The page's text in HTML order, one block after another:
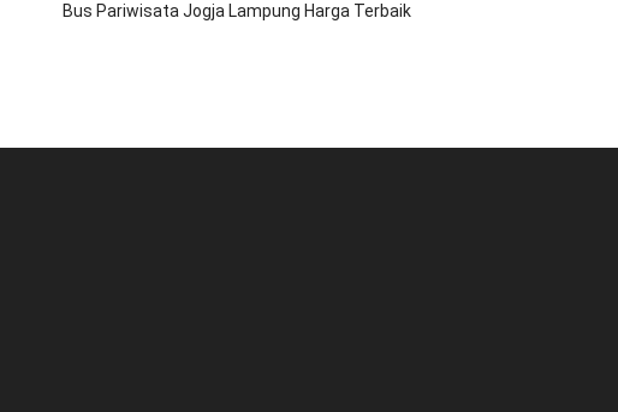
Bus Pariwisata Jogja Lampung Harga Terbaik